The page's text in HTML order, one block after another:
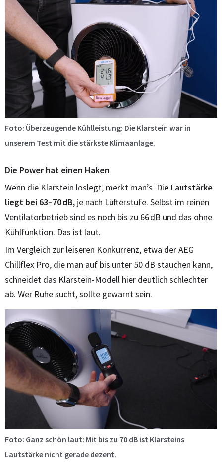
Foto: Überzeugende Kühlleistung: Die Klarstein war in
unserem Test mit die stärkste Klimaanlage.
Die Power hat einen Haken
Wenn die Klarstein loslegt, merkt man’s. Die Lautstärke
liegt bei 63–70 dB, je nach Lüfterstufe. Selbst im reinen
Ventilatorbetrieb sind es noch bis zu 66 dB und das ohne
Kühlfunktion. Das ist laut.
Im Vergleich zur leiseren Konkurrenz, etwa der AEG
Chillflex Pro, die man auf bis unter 50 dB stauchen kann,
schneidet das Klarstein-Modell hier deutlich schlechter
ab. Wer Ruhe sucht, sollte gewarnt sein.
Foto: Ganz schön laut: Mit bis zu 70 dB ist Klarsteins
Lautstärke nicht gerade dezent.